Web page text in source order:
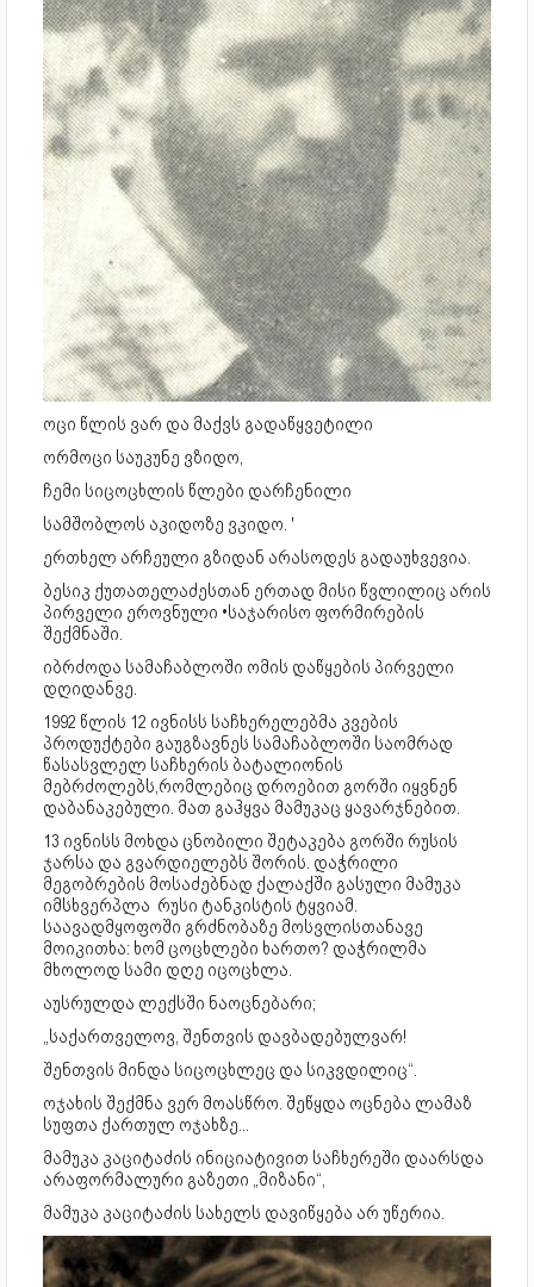
ოცი წლის ვარ და მაქვს გადაწყვეტილი
ორმოცი საუკუნე ვზიდო,
ჩემი სიცოცხლის წლები დარჩენილი
სამშობლოს აკიდოზე ვკიდო. '
ერთხელ არჩეული გზიდან არასოდეს გადაუხვევია.
ბესიკ ქუთათელაძესთან ერთად მისი წვლილიც არის
პირველი ეროვნული •საჯარისო ფორმირების
შექმნაში.
იბრძოდა სამაჩაბლოში ომის დაწყების პირველი
დღიდანვე.
1992 წლის 12 ივნისს საჩხერელებმა კვების
პროდუქტები გაუგზავნეს სამაჩაბლოში საომრად
წასასვლელ საჩხერის ბატალიონის
მებრძოლებს,რომლებიც დროებით გორში იყვნენ
დაბანაკებული. მათ გაჰყვა მამუკაც ყავარჯნებით.
13 ივნისს მოხდა ცნობილი შეტაკება გორში რუსის
ჯარსა და გვარდიელებს შორის. დაჭრილი
მეგობრების მოსაძებნად ქალაქში გასული მამუკა
იმსხვერპლა რუსი ტანკისტის ტყვიამ.
საავადმყოფოში გრძნობაზე მოსვლისთანავე
მოიკითხა: ხომ ცოცხლები ხართო? დაჭრილმა
მხოლოდ სამი დღე იცოცხლა.
აუსრულდა ლექსში ნაოცნებარი;
„საქართველოვ, შენთვის დავბადებულვარ!
შენთვის მინდა სიცოცხლეც და სიკვდილიც“.
ოჯახის შექმნა ვერ მოასწრო. შეწყდა ოცნება ლამაზ
სუფთა ქართულ ოჯახზე...
მამუკა კაციტაძის ინიციატივით საჩხერეში დაარსდა
არაფორმალური გაზეთი „მიზანი“,
მამუკა კაციტაძის სახელს დავიწყება არ უწერია.